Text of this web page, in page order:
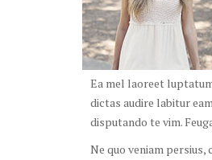
Ea mel laoreet
dictas audire labitur
disputando te vim.
Ne quo veniam